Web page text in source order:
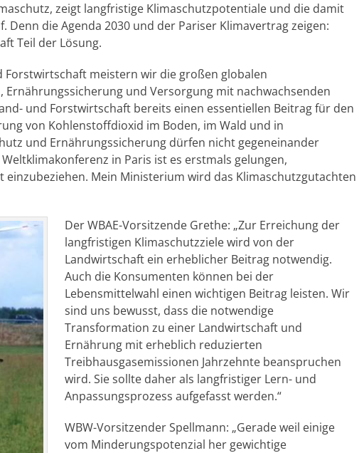
zeigt langfristige Klimaschutzpotentiale und die damit
die Agenda 2030 und der Pariser Klimavertrag zeigen:
Teil der Lösung.
meistern wir die großen globalen
und Versorgung mit nachwachsenden
und Forstwirtschaft bereits einen essentiellen Beitrag für den
von Kohlenstoffdioxid im Boden, im Wald und in
und Ernährungssicherung dürfen nicht gegeneinander
in Paris ist es erstmals gelungen,
einzubeziehen. Mein Ministerium wird das Klimaschutzgutachten
Der WBAE-Vorsitzende Grethe: „Zur Erreichung der
langfristigen Klimaschutzziele wird von der
Landwirtschaft ein erheblicher Beitrag notwendig.
Auch die Konsumenten können bei der
Lebensmittelwahl einen wichtigen Beitrag leisten. Wir
sind uns bewusst, dass die notwendige
Transformation zu einer Landwirtschaft und
Ernährung mit erheblich reduzierten
Treibhausgasemissionen Jahrzehnte beanspruchen
wird. Sie sollte daher als langfristiger Lern- und
Anpassungsprozess aufgefasst werden.“
WBW-Vorsitzender Spellmann: „Gerade weil einige
vom Minderungspotenzial her gewichtige